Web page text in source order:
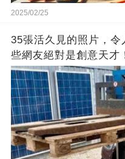
2025/02/25
35張活久見的照片，
些網友絕對是創意天才